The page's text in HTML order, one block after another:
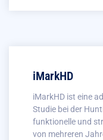
iMarkHD
iMarkHD ist eine
Studie bei der
funktionelle und
von mehreren